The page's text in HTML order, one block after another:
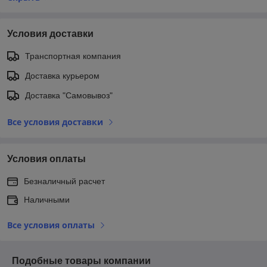
Условия доставки
Транспортная компания
Доставка курьером
Доставка "Самовывоз"
Все условия доставки
Условия оплаты
Безналичный расчет
Наличными
Все условия оплаты
Подобные товары компании